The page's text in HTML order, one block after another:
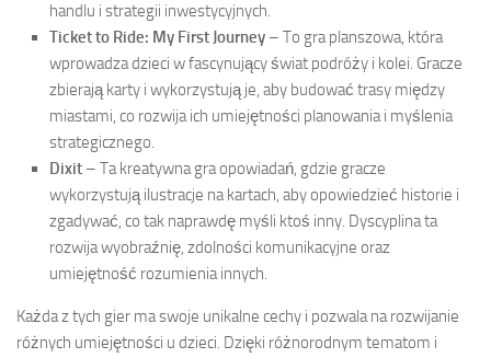
handlu i strategii inwestycyjnych.
Ticket to Ride: My First Journey – To gra planszowa, która
wprowadza dzieci w fascynujący świat podróży i kolei. Gracze
zbierają karty i wykorzystują je, aby budować trasy między
miastami, co rozwija ich umiejętności planowania i myślenia
strategicznego.
Dixit – Ta kreatywna gra opowiadań, gdzie gracze
wykorzystują ilustracje na kartach, aby opowiedzieć historie i
zgadywać, co tak naprawdę myśli ktoś inny. Dyscyplina ta
rozwija wyobraźnię, zdolności komunikacyjne oraz
umiejętność rozumienia innych.
Każda z tych gier ma swoje unikalne cechy i pozwala na rozwijanie
różnych umiejętności u dzieci. Dzięki różnorodnym tematom i